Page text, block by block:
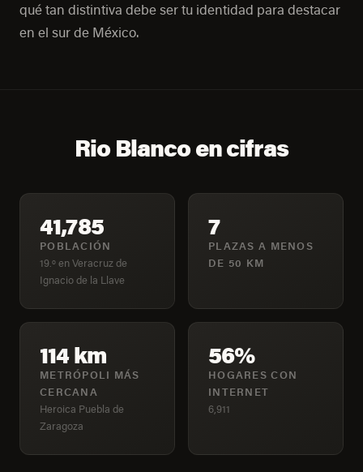
qué tan distintiva debe ser tu identidad para destacar
en el sur de México.
Rio Blanco en cifras
41,785
POBLACIÓN
19.º en Veracruz de
Ignacio de la Llave
7
PLAZAS A MENOS
DE 50 KM
114 km
METRÓPOLI MÁS
CERCANA
Heroica Puebla de
Zaragoza
56%
HOGARES CON
INTERNET
6,911